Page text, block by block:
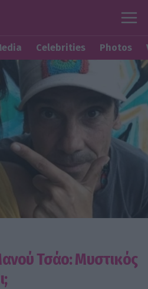
Celebrities Photos
Τσάο: Μυστικός